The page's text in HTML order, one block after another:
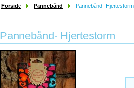
Forside Pannebånd Pannebånd- Hjertestorm
Pannebånd- Hjertestorm